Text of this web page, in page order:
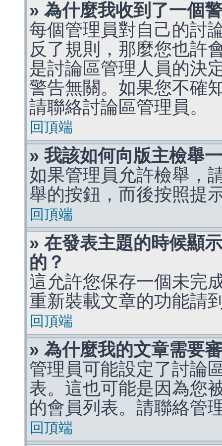
» 為什麼我收到了一個
每個管理員對自己的討
反了規則，那麼您也許
是討論區管理人員的決
警告無關。如果您不確
請聯絡討論區管理員。
回頂端
» 我該如何向版主檢舉
如果管理員允許檢舉，
舉的按鈕，而後按照提
回頂端
» 在發表主題的時候顯
的？
這允許您保存一個未完
重新裝載文章的功能請
回頂端
» 為什麼我的文章需要
管理員可能設定了討論
表。這也可能是因為您
的會員列表。請聯絡管
回頂端